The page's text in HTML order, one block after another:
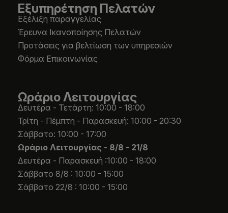
Εξυπηρέτηση Πελατών
Εξέλιξη παραγγελίας
Έρευνα Ικανοποίησης Πελατών
Προτάσεις για βελτίωση των υπηρεσιών
Φόρμα Επικοινωνίας
Ωράριο Λειτουργίας
Δευτέρα - Τετάρτη: 10:00 - 18:00
Τρίτη - Πέμπτη - Παρασκευή: 10:00 - 20:30
Σάββατο: 10:00 - 17:00
Ωράριο Λειτουργίας - 8/8 - 21/8
Δευτέρα - Παρασκευή :10:00 - 18:00
Σάββατο 8/8 : 10:00 - 15:00
Σάββατο 22/8 : 10:00 - 15:00